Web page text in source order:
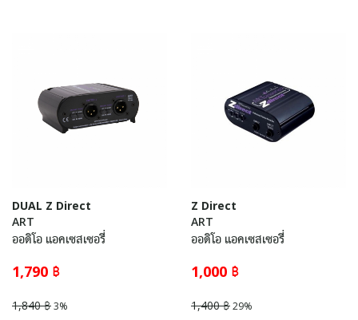
DUAL Z Direct
ART
ออดิโอ แอคเซสเซอรี่
1,790 ฿
1,840 ฿3%
Z Direct
ART
ออดิโอ แอคเซสเซอรี่
1,000 ฿
1,400 ฿29%